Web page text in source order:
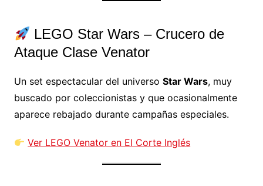
LEGO Star Wars – Crucero de
Ataque Clase Venator
Un set espectacular del universo Star Wars, muy
buscado por coleccionistas y que ocasionalmente
aparece rebajado durante campañas especiales.
Ver LEGO Venator en El Corte Inglés